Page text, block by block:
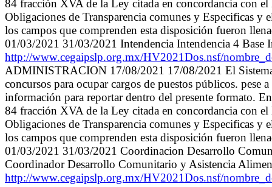
84 fracción XVA de la Ley citada en concordancia con
Obligaciones de Transparencia comunes y Especificas
los campos que comprenden esta disposición fueron
01/03/2021 31/03/2021 Intendencia Intendencia 4 Base
http://www.cegaipslp.org.mx/HV2021Dos.nsf/
ADMINISTRACION 17/08/2021 17/08/2021 El
concursos para ocupar cargos de puestos públicos.
información para reportar dentro del presente formato.
84 fracción XVA de la Ley citada en concordancia con
Obligaciones de Transparencia comunes y Especificas
los campos que comprenden esta disposición fueron
01/03/2021 31/03/2021 Coordinacion Desarrollo
Coordinador Desarrollo Comunitario y Asistencia
http://www.cegaipslp.org.mx/HV2021Dos.nsf/